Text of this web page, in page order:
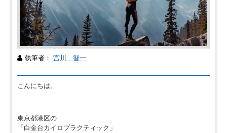
執筆者： 宮川 智一
こんにちは。
東京都港区の
「白金台カイロプラクティック」